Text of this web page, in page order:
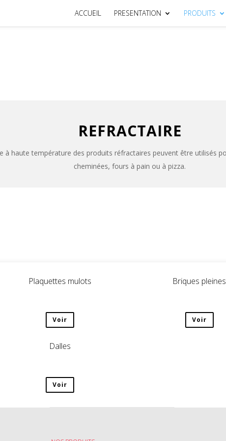
ACCUEIL PRESENTATION PRODUITS
REFRACTAIRE
à haute température des produits réfractaires peuvent être utilisés
cheminées, fours à pain ou à pizza.
Plaquettes mulots
Voir
Dalles
Voir
Briques pleines
Voir